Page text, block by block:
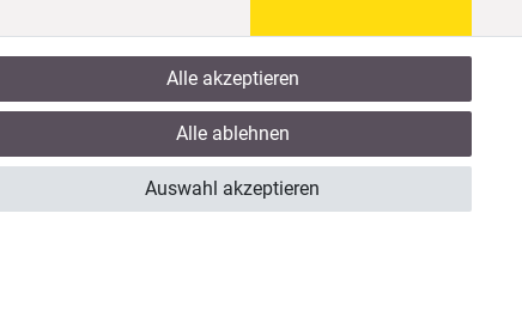
922 Bewertungen
Alle akzeptieren
Alle ablehnen
Auswahl akzeptieren